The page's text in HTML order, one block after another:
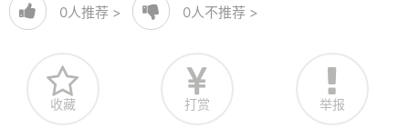
0人推荐 > 0人不推荐 >
收藏 打赏 举报